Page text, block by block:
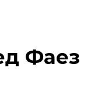
Фаез